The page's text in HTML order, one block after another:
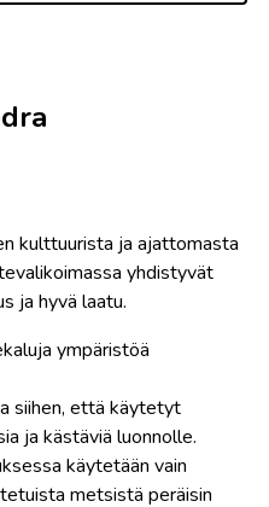
kulttuurista ja ajattomasta
yhdistyvät
ja hyvä laatu.
ympäristöä
siihen, että käytetyt
ja kästäviä luonnolle.
käytetään vain
metsistä peräisin